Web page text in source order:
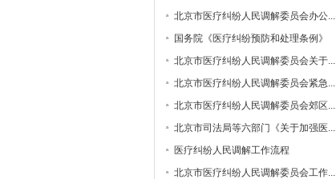
北京市医疗纠纷人民调解委员会办公...
国务院《医疗纠纷预防和处理条例》
北京市医疗纠纷人民调解委员会关于...
北京市医疗纠纷人民调解委员会紧急...
北京市医疗纠纷人民调解委员会郊区...
北京市司法局等六部门《关于加强医...
医疗纠纷人民调解工作流程
北京市医疗纠纷人民调解委员会工作...